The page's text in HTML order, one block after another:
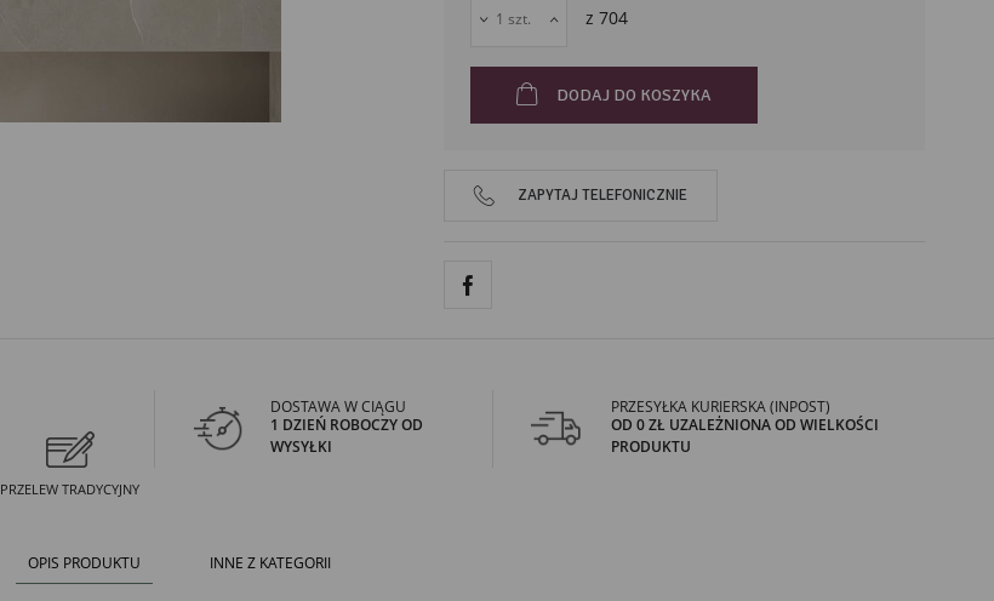
z 704
DODAJ DO KOSZYKA
ZAPYTAJ TELEFONICZNIE
PRZELEW TRADYCYJNY
DOSTAWA W CIĄGU
1 DZIEŃ ROBOCZY OD
WYSYŁKI
PRZESYŁKA KURIERSKA (INPOST)
OD 0 ZŁ UZALEŻNIONA OD WIELKOŚCI
PRODUKTU
OPIS PRODUKTU INNE Z KATEGORII